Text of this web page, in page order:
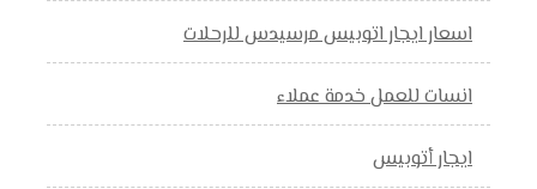
اسعار ايجار اتوبيس مرسيدس للرحلات
انسات للعمل خدمة عملاء
ايجار أتوبيس